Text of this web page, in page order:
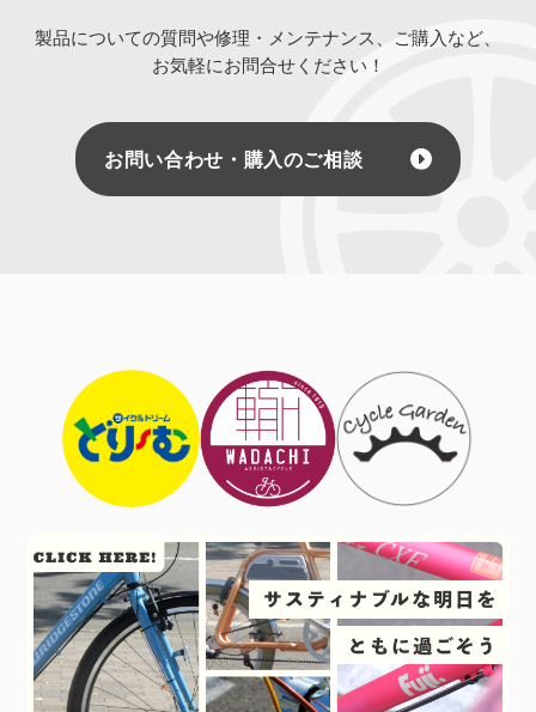
製品についての質問や修理・メンテナンス、ご購入など、
お気軽にお問合せください！
お問い合わせ・購入のご相談